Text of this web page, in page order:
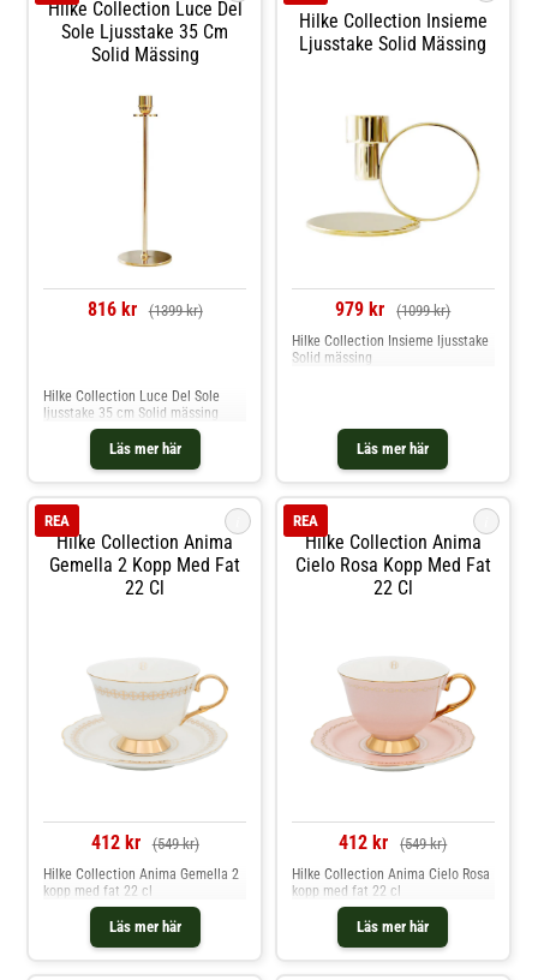
Hilke Collection Luce Del
Sole Ljusstake 35 Cm
Solid Mässing
816 kr (1399 kr)
Läs mer här
Hilke Collection Luce Del Sole
ljusstake 35 cm Solid mässing
Hilke Collection Insieme
Ljusstake Solid Mässing
979 kr (1099 kr)
Läs mer här
Hilke Collection Insieme ljusstake
Solid mässing
Hilke Collection Anima
Gemella 2 Kopp Med Fat
22 Cl
REA
412 kr (549 kr)
Läs mer här
Hilke Collection Anima Gemella 2
kopp med fat 22 cl
Hilke Collection Anima
Cielo Rosa Kopp Med Fat
22 Cl
REA
412 kr (549 kr)
Läs mer här
Hilke Collection Anima Cielo Rosa
kopp med fat 22 cl